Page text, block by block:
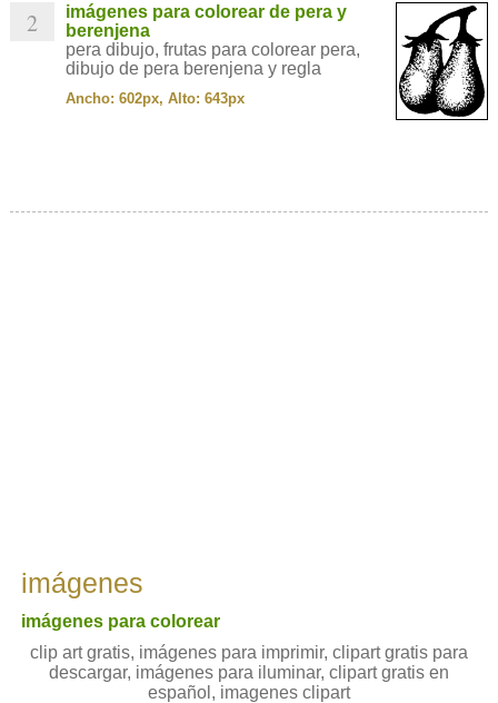
2
imágenes para colorear de pera y
berenjena
pera dibujo, frutas para colorear pera,
dibujo de pera berenjena y regla
Ancho: 602px, Alto: 643px
imágenes
imágenes para colorear
clip art gratis, imágenes para imprimir, clipart gratis para
descargar, imágenes para iluminar, clipart gratis en
español, imagenes clipart